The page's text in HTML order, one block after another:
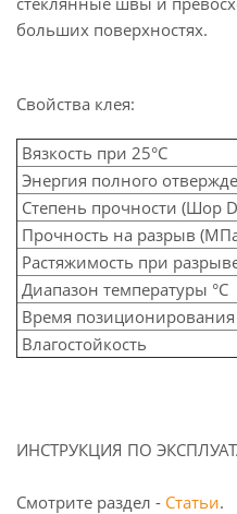
больших поверхностях.
Свойства клея:
Вязкость при 25°C
Энергия полного
Степень прочности (Шор
Прочность на разрыв
Растяжимость при
Диапазон температуры °C
Время позиционирования
Влагостойкость
ИНСТРУКЦИЯ ПО
Смотрите раздел - Статьи.